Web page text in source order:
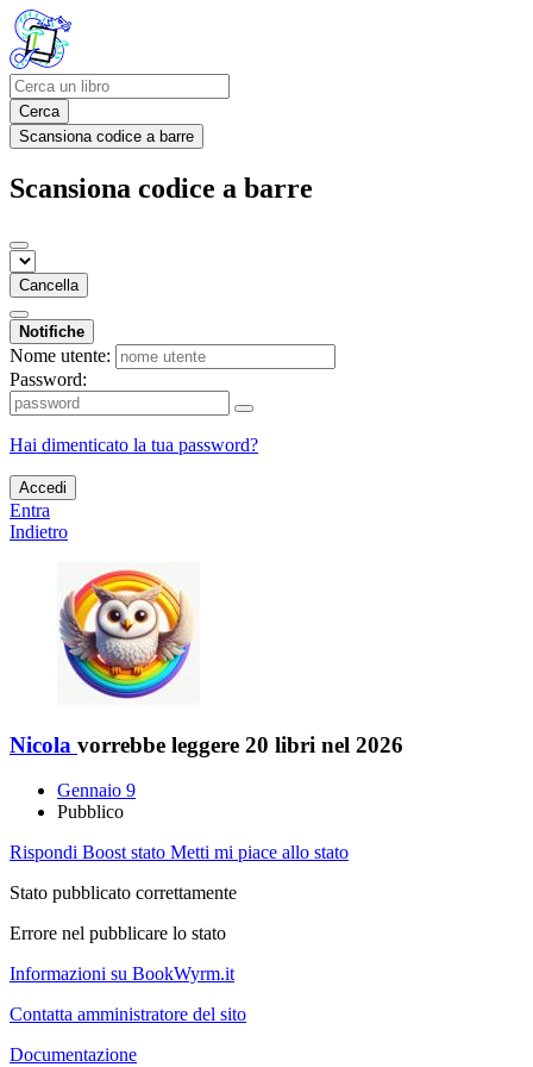
Cerca
Scansiona codice a barre
Scansiona codice a barre
Cancella
Notifiche
Nome utente:
Password:
Hai dimenticato la tua password?
Accedi
Entra
Indietro
Nicola vorrebbe leggere 20 libri nel 2026
Gennaio 9
Pubblico
Rispondi Boost stato Metti mi piace allo stato
Stato pubblicato correttamente
Errore nel pubblicare lo stato
Informazioni su BookWyrm.it
Contatta amministratore del sito
Documentazione